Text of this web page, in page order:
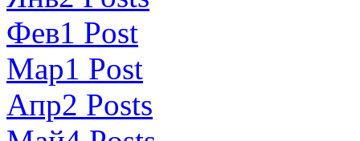
Фев1 Post
Мар1 Post
Апр2 Posts